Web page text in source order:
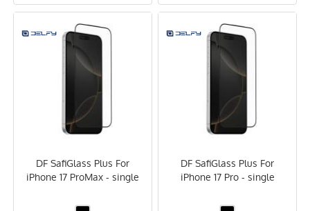
DF SafiGlass Plus For
iPhone 17 Pro - single
DF SafiGlass Plus For
iPhone 17 ProMax - single